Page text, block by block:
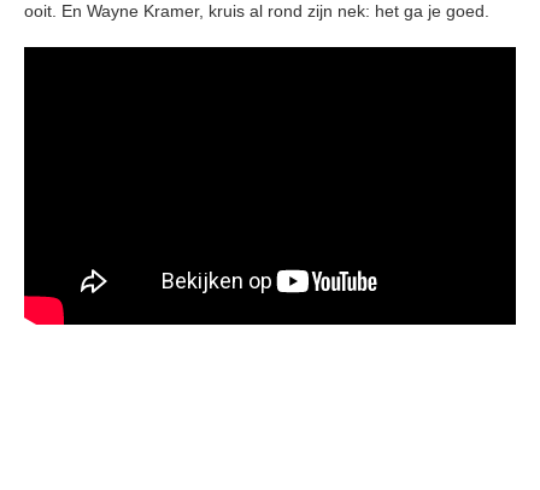
ooit. En Wayne Kramer, kruis al rond zijn nek: het ga je goed.